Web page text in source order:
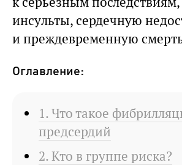
инсульты, сердечную
и преждевременную
Оглавление:
1. Что такое
предсердий
2. Кто в группе риска?